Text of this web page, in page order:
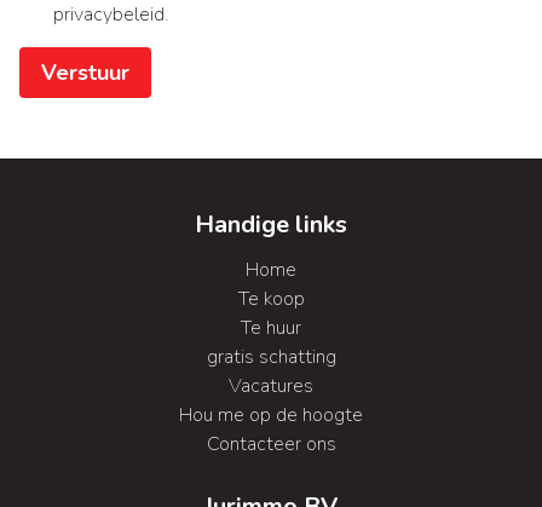
privacybeleid.
Verstuur
Handige links
Home
Te koop
Te huur
gratis schatting
Vacatures
Hou me op de hoogte
Contacteer ons